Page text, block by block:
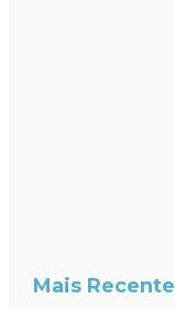
Mais